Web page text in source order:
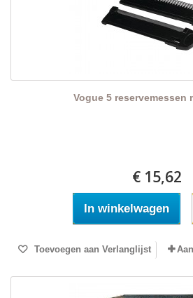
Vogue 5 reservemessen
€ 15,62
In winkelwagen
Toevoegen aan Verlanglijst